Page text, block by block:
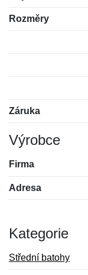
Rozměry
Záruka
Výrobce
Firma
Adresa
Kategorie
Střední batohy